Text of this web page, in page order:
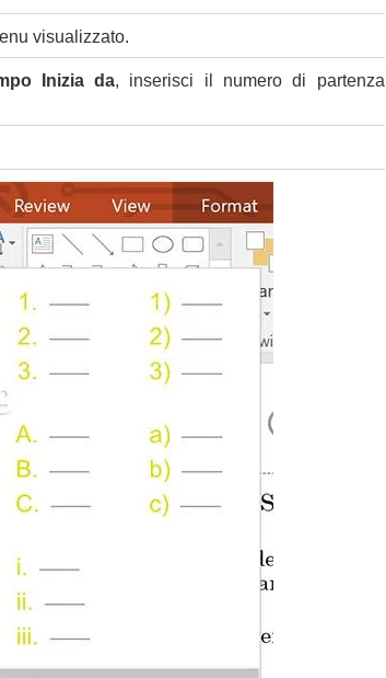
visualizzato.
Inizia da, inserisci il numero di partenza